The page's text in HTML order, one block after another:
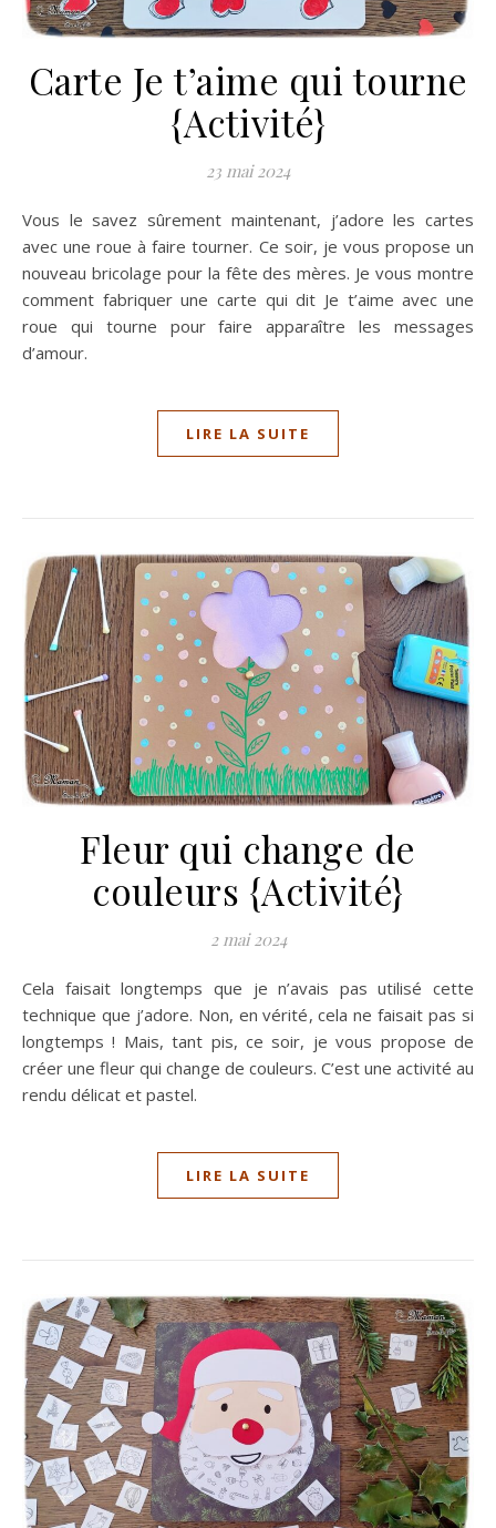
Carte Je t’aime qui tourne
{Activité}
23 mai 2024
Vous le savez sûrement maintenant, j’adore les cartes
avec une roue à faire tourner. Ce soir, je vous propose un
nouveau bricolage pour la fête des mères. Je vous montre
comment fabriquer une carte qui dit Je t’aime avec une
roue qui tourne pour faire apparaître les messages
d’amour.
LIRE LA SUITE
Fleur qui change de
couleurs {Activité}
2 mai 2024
Cela faisait longtemps que je n’avais pas utilisé cette
technique que j’adore. Non, en vérité, cela ne faisait pas si
longtemps ! Mais, tant pis, ce soir, je vous propose de
créer une fleur qui change de couleurs. C’est une activité au
rendu délicat et pastel.
LIRE LA SUITE